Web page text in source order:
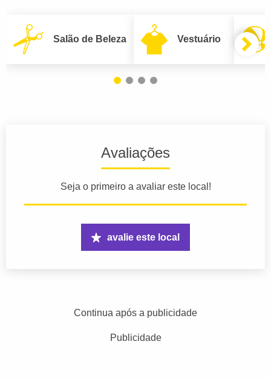
Salão de Beleza Vestuário
Avaliações
Seja o primeiro a avaliar este local!
avalie este local
Continua após a publicidade
Publicidade